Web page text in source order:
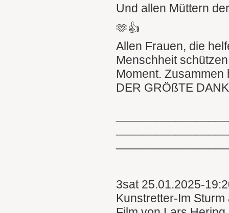
Und allen Müttern
🫶👍
Allen Frauen, die
Menschheit
Moment. Zusammen
DER GRÖßTE
3sat 25.01.2025-
Kunstretter-Im